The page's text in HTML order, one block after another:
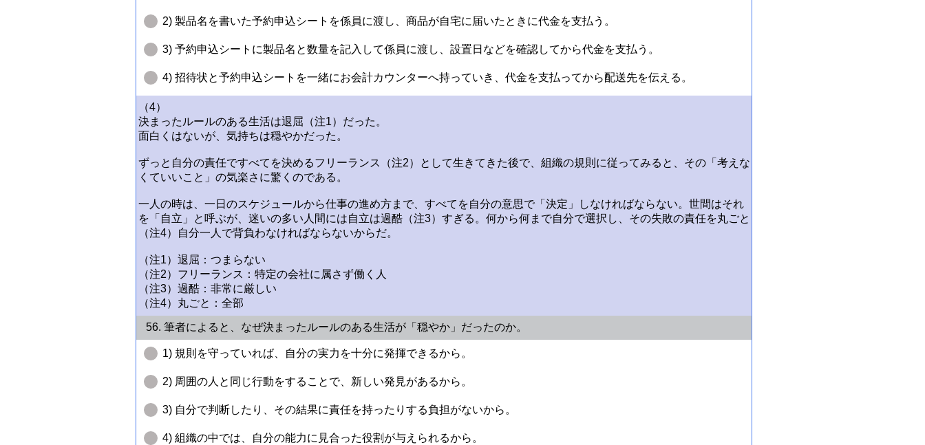
2) 製品名を書いた予約申込シートを係員に渡し、商品が自宅に届いたときに代金を支払う。
3) 予約申込シートに製品名と数量を記入して係員に渡し、設置日などを確認してから代金を支払う。
4) 招待状と予約申込シートを一緒にお会計カウンターへ持っていき、代金を支払ってから配送先を伝える。
（4）
決まったルールのある生活は退屈（注1）だった。
面白くはないが、気持ちは穏やかだった。
ずっと自分の責任ですべてを決めるフリーランス（注2）として生きてきた後で、組織の規則に従ってみると、その「考えな
くていいこと」の気楽さに驚くのである。
一人の時は、一日のスケジュールから仕事の進め方まで、すべてを自分の意思で「決定」しなければならない。世間はそれ
を「自立」と呼ぶが、迷いの多い人間には自立は過酷（注3）すぎる。何から何まで自分で選択し、その失敗の責任を丸ごと
（注4）自分一人で背負わなければならないからだ。
（注1）退屈：つまらない
（注2）フリーランス：特定の会社に属さず働く人
（注3）過酷：非常に厳しい
（注4）丸ごと：全部
56. 筆者によると、なぜ決まったルールのある生活が「穏やか」だったのか。
1) 規則を守っていれば、自分の実力を十分に発揮できるから。
2) 周囲の人と同じ行動をすることで、新しい発見があるから。
3) 自分で判断したり、その結果に責任を持ったりする負担がないから。
4) 組織の中では、自分の能力に見合った役割が与えられるから。